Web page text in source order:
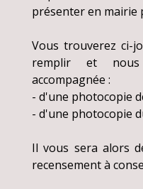
présenter en mairie
Vous trouverez ci-
remplir et
accompagnée :
- d'une photocopie
- d'une photocopie
Il vous sera alors
recensement à